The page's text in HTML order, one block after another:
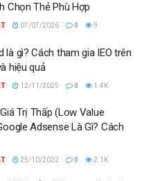
Chọn Thẻ Phù Hợp
07/07/2026 0 9
là gì? Cách tham gia IEO trên
hiệu quả
12/11/2025 0 1.4K
Trị Thấp (Low Value
Adsense Là Gì? Cách
25/10/2022 0 2.1K